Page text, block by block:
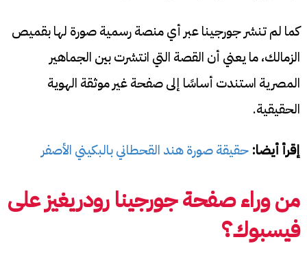
كما لم تنشر جورجينا عبر أي منصة رسمية صورة لها بقميص
الزمالك، ما يعني أن القصة التي انتشرت بين الجماهير
المصرية استندت أساسًا إلى صفحة غير موثقة الهوية
الحقيقية.
إقرأ أيضا: حقيقة صورة هند القحطاني بالبكيني الأصفر
من وراء صفحة جورجينا رودريغيز على
فيسبوك؟